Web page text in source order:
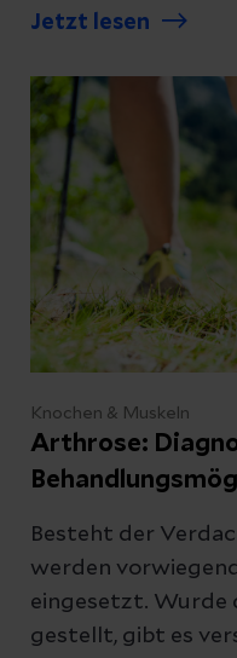
Beschwerden ein
Jetzt lesen
Knochen & Muskeln
Arthrose:
Besteht der
werden
eingesetzt. Wurde
gestellt, gibt es